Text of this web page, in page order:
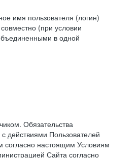
имя пользователя (логин)
(при условии
в одной
Обязательства
действиями Пользователей
согласно настоящим Условиям
Сайта согласно